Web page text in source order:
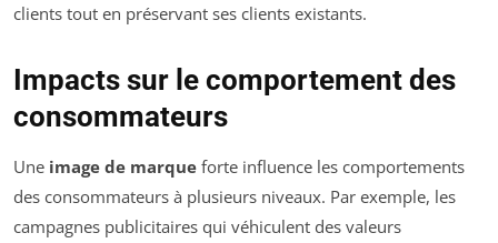
clients tout en préservant ses clients existants.
Impacts sur le comportement des
consommateurs
Une image de marque forte influence les comportements
des consommateurs à plusieurs niveaux. Par exemple, les
campagnes publicitaires qui véhiculent des valeurs